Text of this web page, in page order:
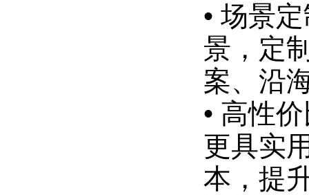
• 场景
景，定
案、沿
• 高性
更具实
本，提